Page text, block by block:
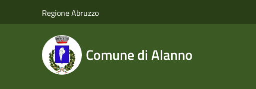
Regione Abruzzo
Comune di Alanno